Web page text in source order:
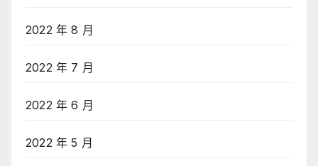
2022 年 8 月
2022 年 7 月
2022 年 6 月
2022 年 5 月